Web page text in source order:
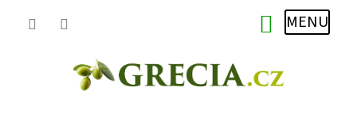
NÁKUPNÍ
KOŠÍK